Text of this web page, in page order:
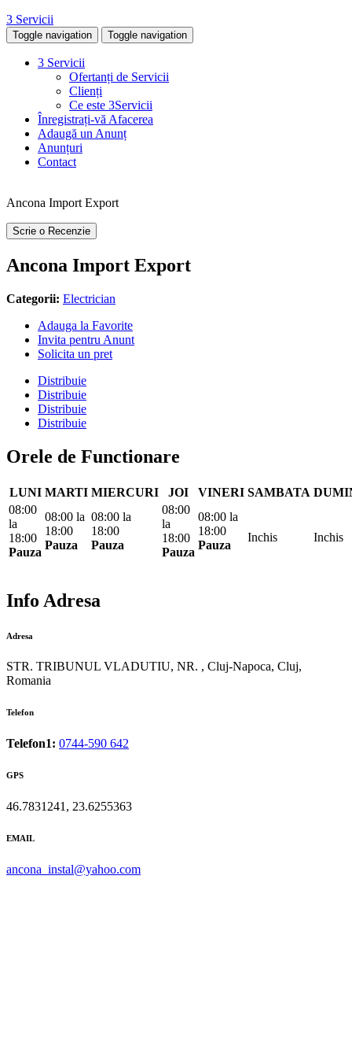
3 Servicii
Toggle navigation Toggle navigation
3 Servicii
Ofertanți de Servicii
Clienți
Ce este 3Servicii
Înregistrați-vă Afacerea
Adaugă un Anunț
Anunțuri
Contact
Ancona Import Export
Scrie o Recenzie
Ancona Import Export
Categorii: Electrician
Adauga la Favorite
Invita pentru Anunt
Solicita un pret
Distribuie
Distribuie
Distribuie
Distribuie
Orele de Functionare
LUNI MARTI MIERCURI JOI VINERI SAMBATA
08:00
la
18:00
Pauza
08:00 la
18:00
Pauza
08:00 la
18:00
Pauza
08:00
la
18:00
Pauza
08:00 la
18:00
Pauza
Inchis Inchis
Info Adresa
Adresa
STR. TRIBUNUL VLADUTIU, NR. , Cluj-Napoca, Cluj,
Romania
Telefon
Telefon1: 0744-590 642
GPS
46.7831241, 23.6255363
EMAIL
ancona_instal@yahoo.com